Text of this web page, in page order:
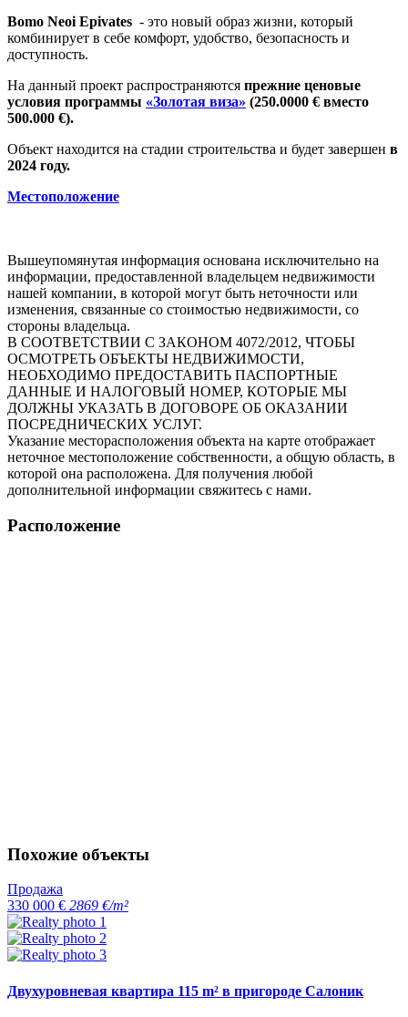
Bomo Neoi Epivates - это новый образ жизни, который
комбинирует в себе комфорт, удобство, безопасность и
доступность.
На данный проект распространяются прежние ценовые
условия программы «Золотая виза» (250.0000 € вместо
500.000 €).
Объект находится на стадии строительства и будет завершен в
2024 году.
Местоположение
Вышеупомянутая информация основана исключительно на
информации, предоставленной владельцем недвижимости
нашей компании, в которой могут быть неточности или
изменения, связанные со стоимостью недвижимости, со
стороны владельца.
В СООТВЕТСТВИИ С ЗАКОНОМ 4072/2012, ЧТОБЫ
ОСМОТРЕТЬ ОБЪЕКТЫ НЕДВИЖИМОСТИ,
НЕОБХОДИМО ПРЕДОСТАВИТЬ ПАСПОРТНЫЕ
ДАННЫЕ И НАЛОГОВЫЙ НОМЕР, КОТОРЫЕ МЫ
ДОЛЖНЫ УКАЗАТЬ В ДОГОВОРЕ ОБ ОКАЗАНИИ
ПОСРЕДНИЧЕСКИХ УСЛУГ.
Указание месторасположения объекта на карте отображает
неточное местоположение собственности, а общую область, в
которой она расположена. Для получения любой
дополнительной информации свяжитесь с нами.
Расположение
Похожие объекты
Продажа
330 000 € 2869 €/m²
Двухуровневая квартира 115 m² в пригороде Салоник